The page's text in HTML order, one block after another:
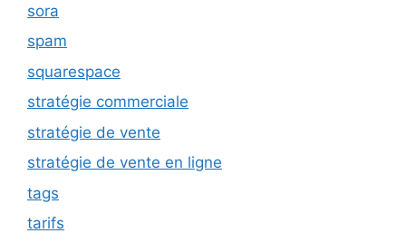
sora
spam
squarespace
stratégie commerciale
stratégie de vente
stratégie de vente en ligne
tags
tarifs